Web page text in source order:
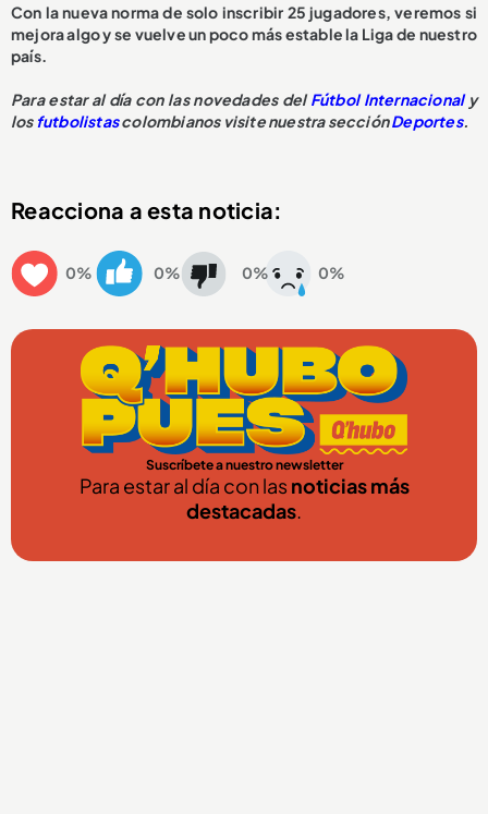
Con la nueva norma de solo inscribir 25 jugadores, veremos si
mejora algo y se vuelve un poco más estable la Liga de nuestro
país.
Para estar al día con las novedades delFútbol Internacional y
los futbolistascolombianos visite nuestra secciónDeportes.
Reacciona a esta noticia:
0% 0% 0% 0%
Suscríbete a nuestro newsletter
Para estar al día con lasnoticias más
destacadas.